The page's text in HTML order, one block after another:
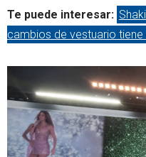
Te puede interesar:
cambios de vestuario tiene